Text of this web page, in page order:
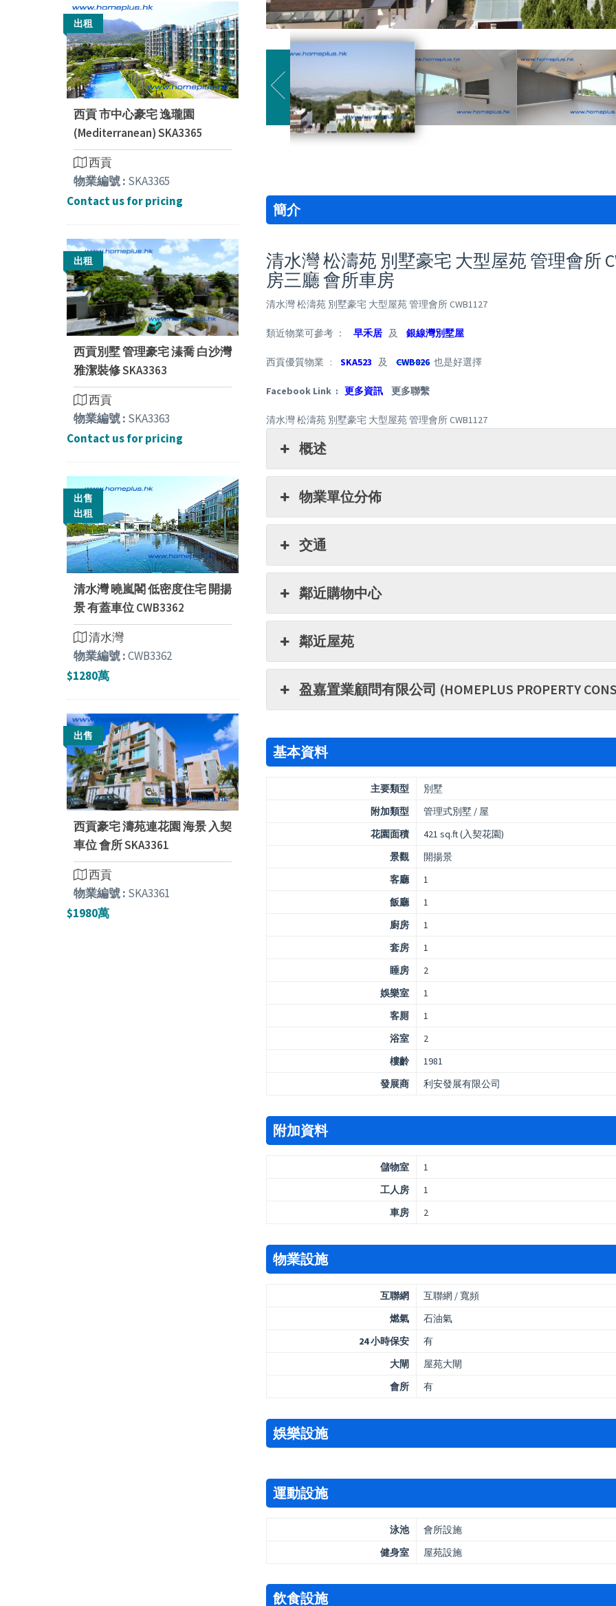
簡介
清水灣 松濤苑 別墅豪宅 大型屋苑 管理會所
房三廳 會所車房
清水灣 松濤苑 別墅豪宅 大型屋苑 管理會所 CWB1127
類近物業可參考 ： 早禾居 及 銀線灣別墅屋
西貢優質物業 : SKA523 及 CWB826 也是好選擇
Facebook Link : 更多資訊 更多聯繫
清水灣 松濤苑 別墅豪宅 大型屋苑 管理會所 CWB1127
概述
物業單位分佈
交通
鄰近購物中心
鄰近屋苑
盈嘉置業顧問有限公司 (HOMEPLUS PROPERTY
基本資料
主要類型
別墅
附加類型
管理式別墅 / 屋
花園面積
421 sq.ft (入契花園)
景觀
開揚景
客廳
1
飯廳
1
廚房
1
套房
1
睡房
2
娛樂室
1
客厠
1
浴室
2
樓齡
1981
發展商
利安發展有限公司
附加資料
儲物室
1
工人房
1
車房
2
物業設施
互聯網
互聯網 / 寬頻
燃氣
石油氣
24 小時保安
有
大閘
屋苑大閘
會所
有
娛樂設施
運動設施
泳池
會所設施
健身室
屋苑設施
飲食設施
出租
西貢 市中心豪宅 逸瓏園
(Mediterranean) SKA3365
西貢
物業編號 : SKA3365
Contact us for pricing
出租
西貢別墅 管理豪宅 溱喬 白沙灣
雅潔裝修 SKA3363
西貢
物業編號 : SKA3363
Contact us for pricing
出售
出租
清水灣 曉嵐閣 低密度住宅 開揚
景 有蓋車位 CWB3362
清水灣
物業編號 :CWB3362
$1280萬
出售
西貢豪宅 濤苑連花園 海景 入契
車位 會所 SKA3361
西貢
物業編號 : SKA3361
$1980萬